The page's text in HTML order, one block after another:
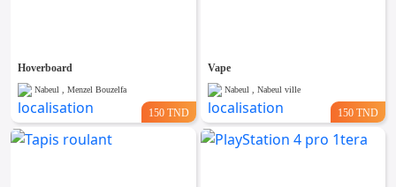
Hoverboard
Nabeul , Menzel Bouzelfa
150 TND
Vape
Nabeul , Nabeul ville
150 TND